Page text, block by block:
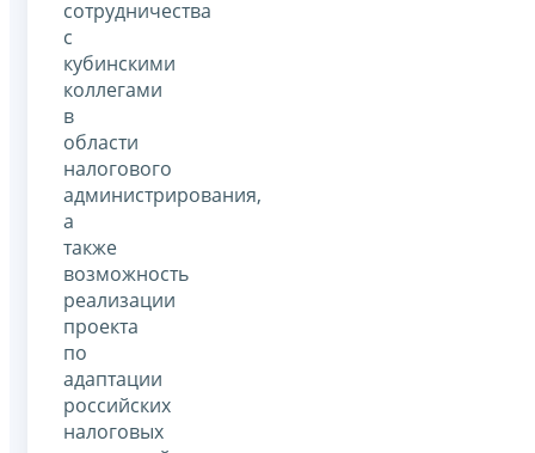
сотрудничества
с
кубинскими
коллегами
в
области
налогового
администрирования,
а
также
возможность
реализации
проекта
по
адаптации
российских
налоговых